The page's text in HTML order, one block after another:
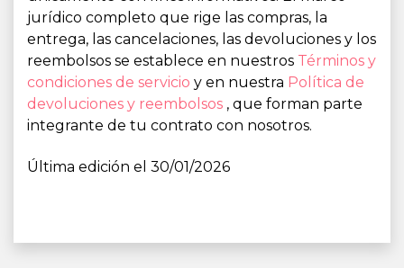
jurídico completo que rige las compras, la
entrega, las cancelaciones, las devoluciones y los
reembolsos se establece en nuestros Términos y
condiciones de servicio y en nuestra Política de
devoluciones y reembolsos , que forman parte
integrante de tu contrato con nosotros.
Última edición el 30/01/2026